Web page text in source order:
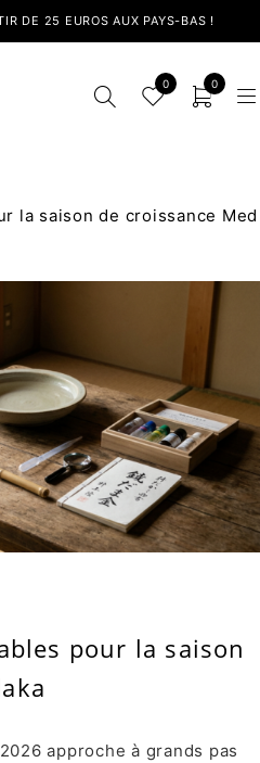
DE 25 EUROS AUX PAYS-BAS !
0 0
la saison de croissance Med
pour la saison
approche à grands pas